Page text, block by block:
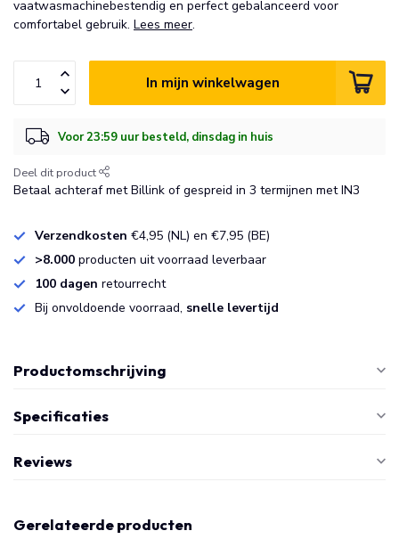
vaatwasmachinebestendig en perfect gebalanceerd voor
comfortabel gebruik. Lees meer.
In mijn winkelwagen
Voor 23:59 uur besteld, dinsdag in huis
Deel dit product
Betaal achteraf met Billink of gespreid in 3 termijnen met IN3
Verzendkosten €4,95 (NL) en €7,95 (BE)
>8.000 producten uit voorraad leverbaar
100 dagen retourrecht
Bij onvoldoende voorraad, snelle levertijd
Productomschrijving
Specificaties
Reviews
Gerelateerde producten